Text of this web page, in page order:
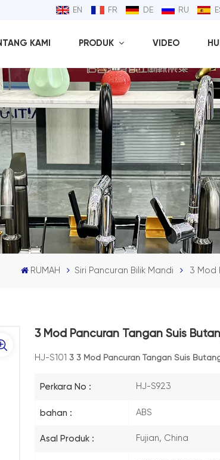
EN FR DE RU
KAMI PRODUK VIDEO
RUMAH Siri Pancuran Bilik Mandi 3 Mod
3 Mod Pancuran Tangan Suis
HJ-S101 3 3 Mod Pancuran Tangan Suis
Perkara No : HJ-S923
bahan : ABS
Asal Produk : Fujian, China